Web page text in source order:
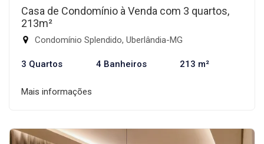
Casa de Condomínio à Venda com 3 quartos,
213m²
Condomínio Splendido, Uberlândia-MG
3 Quartos 4 Banheiros 213 m²
Mais informações